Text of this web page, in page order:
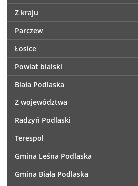
Z kraju
Parczew
Łosice
Powiat bialski
Biała Podlaska
Z województwa
Radzyń Podlaski
Terespol
Gmina Leśna Podlaska
Gmina Biała Podlaska